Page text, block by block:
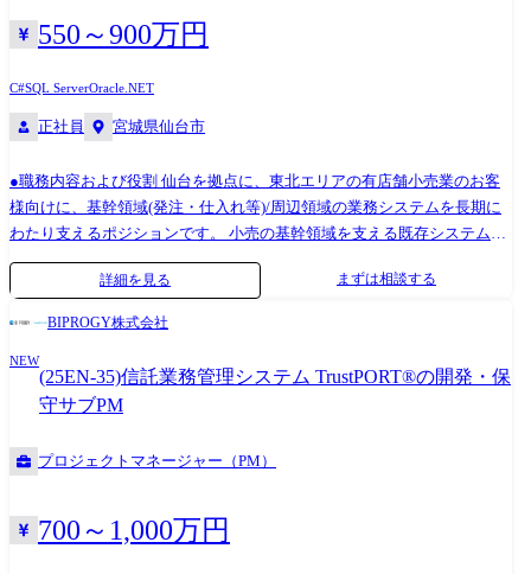
は既存顧客案件を通じて、当社のシステム開発の進め方や業務理解を深
めていただきます。 その後、経験や習熟度に応じて、業務要件整理や上
【開発環境】 基盤:プライベートクラウド 言語:OutSystems、 C#
ービスを展開している部署になります。 担当する顧客向けにはアプリケ
ーションの保守開発やインフラの保守運用だけでなく、新規のシステム
提案・構築なども携わっております。 担当業務によりますが、勤務形態
としては多くのプロジェクトがお客さま先に常駐し、週1～2回の在宅勤
務と出社を組み合わせた、柔軟な働き方で仕事に従事しております。 ※
お持ちであること、アーキテクトとしてのご経験を重視いたします。 変
更の範囲:当面の間は本職務に従事いただく予定です。 適性により当社業
務全般に変更の可能性があります。 【業務概要】 生命保険会社をはじめ
を提供します。 また、SIサービスの提供を通じて新たなサービスの創出
550～900万円
C#SQL ServerOracle .NET
正社員 宮城県仙台市
●職務内容および役割 仙台を拠点に、東北エリアの有店舗小売業のお客
様向けに、基幹領域(発注・仕入れ等)/周辺領域の業務システムを長期に
わたり支えるポジションです。 小売の基幹領域を支える既存システムの
安定稼働を担いながら、改修・改善と更改(例:クラウドリフト等)を継続
的にリードします。 2026年4月頃から、既存オンプレ環境のサーバ更改
行・テストに関する計画策定と推進(関係者/パートナーを含む調整・進
行)が中心となります。 ●ご担当いただく想定業務 本ポジションでは、上
記案件以外の具体的な職務内容として、以下を担っていただく想定です
守・改修における 要件定義～設計～テスト推進～リリース の推進 進捗/
のヒアリング、対応方針の整理・合意形成 Oracle/SQL Server 等のDBを用
いたシステムの改修・改善(更改や新規開発に関わる可能性もあり) 変更
詳細を見る まずは相談する
BIPROGY株式会社
NEW
(25EN-35)信託業務管理システム TrustPORT®の開発・保
守サブPM
プロジェクトマネージャー（PM）
700～1,000万円